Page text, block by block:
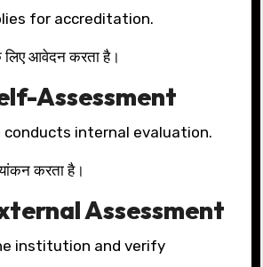
for accreditation.
लिए आवेदन करता है।
Assessment
internal evaluation.
करता है।
Assessment
institution and verify